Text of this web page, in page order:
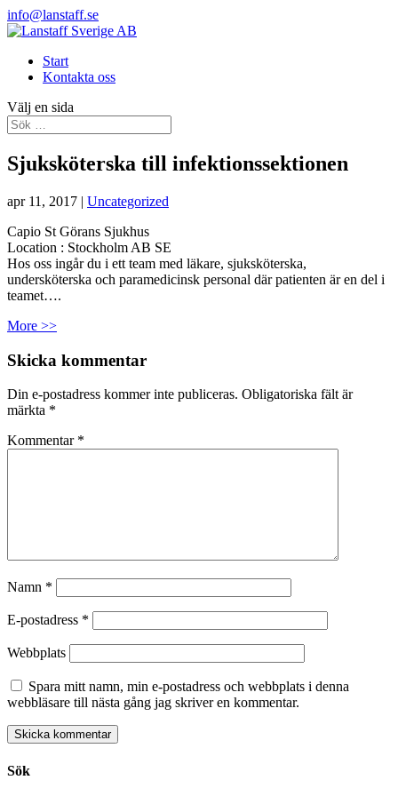
info@lanstaff.se
Start
Kontakta oss
Välj en sida
Sjuksköterska till infektionssektionen
apr 11, 2017 | Uncategorized
Capio St Görans Sjukhus
Location : Stockholm AB SE
Hos oss ingår du i ett team med läkare, sjuksköterska,
undersköterska och paramedicinsk personal där patienten är en del i
teamet….
More >>
Skicka kommentar
Din e-postadress kommer inte publiceras. Obligatoriska fält är
märkta *
Kommentar *
Namn *
E-postadress *
Webbplats
Spara mitt namn, min e-postadress och webbplats i denna
webbläsare till nästa gång jag skriver en kommentar.
Sök